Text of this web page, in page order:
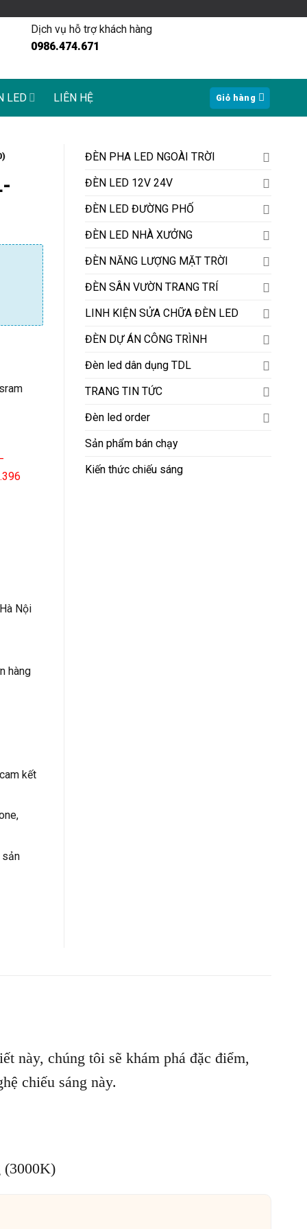
Dịch vụ hỗ trợ khách hàng
0986.474.671
LED LIÊN HỆ Giỏ hàng
Nội
hàng
kết
sản
ĐÈN PHA LED NGOÀI TRỜI
ĐÈN LED 12V 24V
ĐÈN LED ĐƯỜNG PHỐ
ĐÈN LED NHÀ XƯỞNG
ĐÈN NĂNG LƯỢNG MẶT TRỜI
ĐÈN SÂN VƯỜN TRANG TRÍ
LINH KIỆN SỬA CHỮA ĐÈN LED
ĐÈN DỰ ÁN CÔNG TRÌNH
Đèn led dân dụng TDL
TRANG TIN TỨC
Đèn led order
Sản phẩm bán chạy
Kiến thức chiếu sáng
này, chúng tôi sẽ khám phá đặc điểm,
chiếu sáng này.
(3000K)